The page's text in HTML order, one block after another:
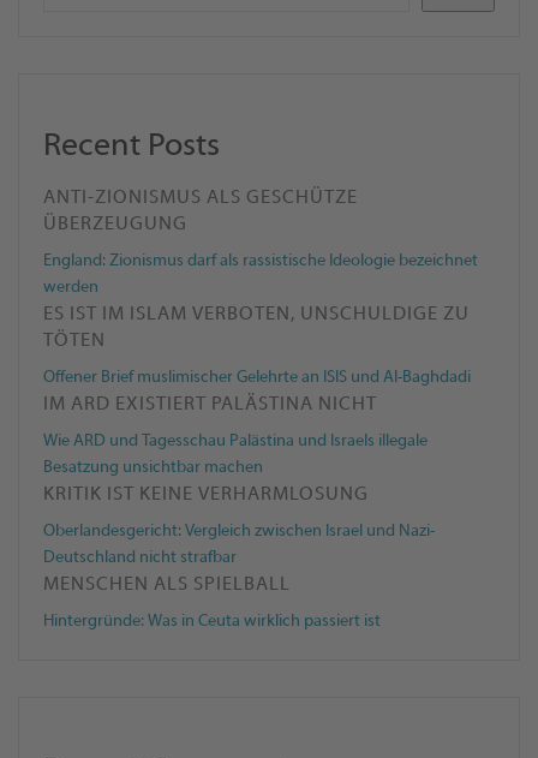
Recent Posts
ANTI-ZIONISMUS ALS GESCHÜTZE
ÜBERZEUGUNG
England: Zionismus darf als rassistische Ideologie bezeichnet
werden
ES IST IM ISLAM VERBOTEN, UNSCHULDIGE ZU
TÖTEN
Offener Brief muslimischer Gelehrte an ISIS und Al-Baghdadi
IM ARD EXISTIERT PALÄSTINA NICHT
Wie ARD und Tagesschau Palästina und Israels illegale
Besatzung unsichtbar machen
KRITIK IST KEINE VERHARMLOSUNG
Oberlandesgericht: Ver­gleich zwi­schen Is­ra­el und Nazi-
Deutschland nicht straf­bar
MENSCHEN ALS SPIELBALL
Hintergründe: Was in Ceuta wirklich passiert ist